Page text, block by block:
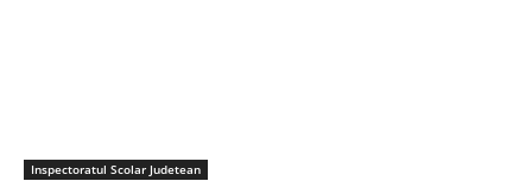
Inspectoratul Scolar Judetean